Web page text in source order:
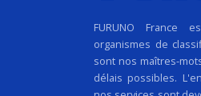
FURUNO France
organismes de
sont nos maîtres-
délais possibles.